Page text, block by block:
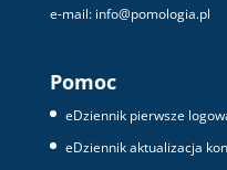
e-mail: info@pomologia.pl
Pomoc
eDziennik pierwsze
eDziennik aktualizacja